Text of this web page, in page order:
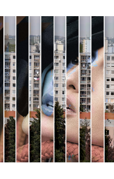
Pro děti
edu
Vše o ČT